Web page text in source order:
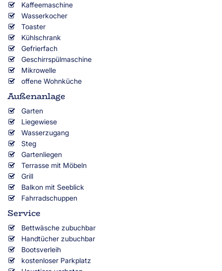
Kaffeemaschine
Wasserkocher
Toaster
Kühlschrank
Gefrierfach
Geschirrspülmaschine
Mikrowelle
offene Wohnküche
Außenanlage
Garten
Liegewiese
Wasserzugang
Steg
Gartenliegen
Terrasse mit Möbeln
Grill
Balkon mit Seeblick
Fahrradschuppen
Service
Bettwäsche zubuchbar
Handtücher zubuchbar
Bootsverleih
kostenloser Parkplatz